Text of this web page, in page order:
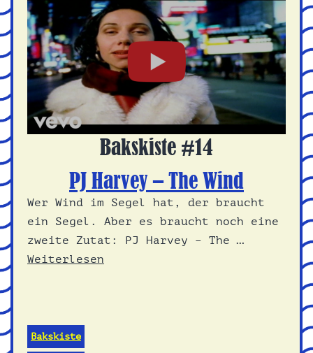
Bakskiste #14
PJ Harvey – The Wind
Wer Wind im Segel hat, der braucht
ein Segel. Aber es braucht noch eine
zweite Zutat: PJ Harvey – The …
Weiterlesen
Bakskiste